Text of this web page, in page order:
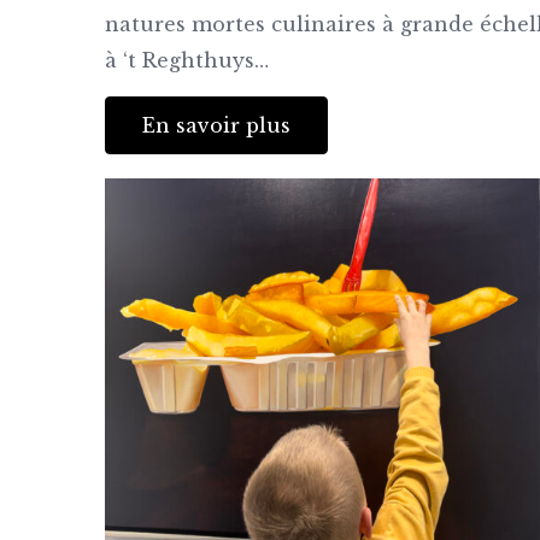
natures mortes culinaires à grande
à ‘t Reghthuys…
En savoir plus